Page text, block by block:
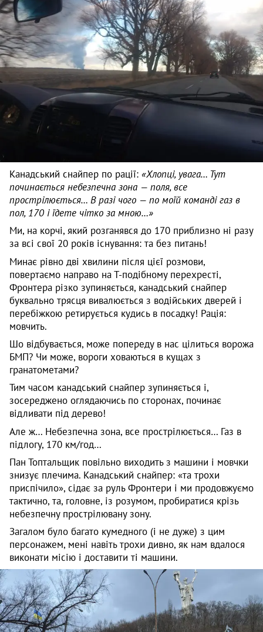
Канадський снайпер по рації: «Хлопці, увага… Тут
починається небезпечна зона — поля, все
прострілюється… В разі чого — по моїй команді газ в
пол, 170 і їдете чітко за мною…»
Ми, на корчі, який розганявся до 170 приблизно ні разу
за всі свої 20 років існування: та без питань!
Минає рівно дві хвилини після цієї розмови,
повертаємо направо на Т-подібному перехресті,
Фронтера різко зупиняється, канадський снайпер
буквально трясця вивалюється з водійських дверей і
перебіжкою ретирується кудись в посадку! Рація:
мовчить.
Шо відбувається, може попереду в нас цілиться ворожа
БМП? Чи може, вороги ховаються в кущах з
гранатометами?
Тим часом канадський снайпер зупиняється і,
зосереджено оглядаючись по сторонах, починає
відливати під дерево!
Але ж… Небезпечна зона, все прострілюється… Газ в
підлогу, 170 км/год…
Пан Топтальщик повільно виходить з машини і мовчки
знизує плечима. Канадський снайпер: «та трохи
приспічило», сідає за руль Фронтери і ми продовжуємо
тактично, та, головне, із розумом, пробиратися крізь
небезпечну прострілювану зону.
Загалом було багато кумедного (і не дуже) з цим
персонажем, мені навіть трохи дивно, як нам вдалося
виконати місію і доставити ті машини.